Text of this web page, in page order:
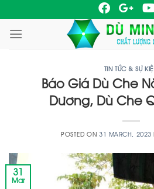
to
content
TIN TỨC & SỰ
Báo Giá Dù Che
Dương, Dù Che
POSTED ON 31 MARCH, 2023
31
Mar